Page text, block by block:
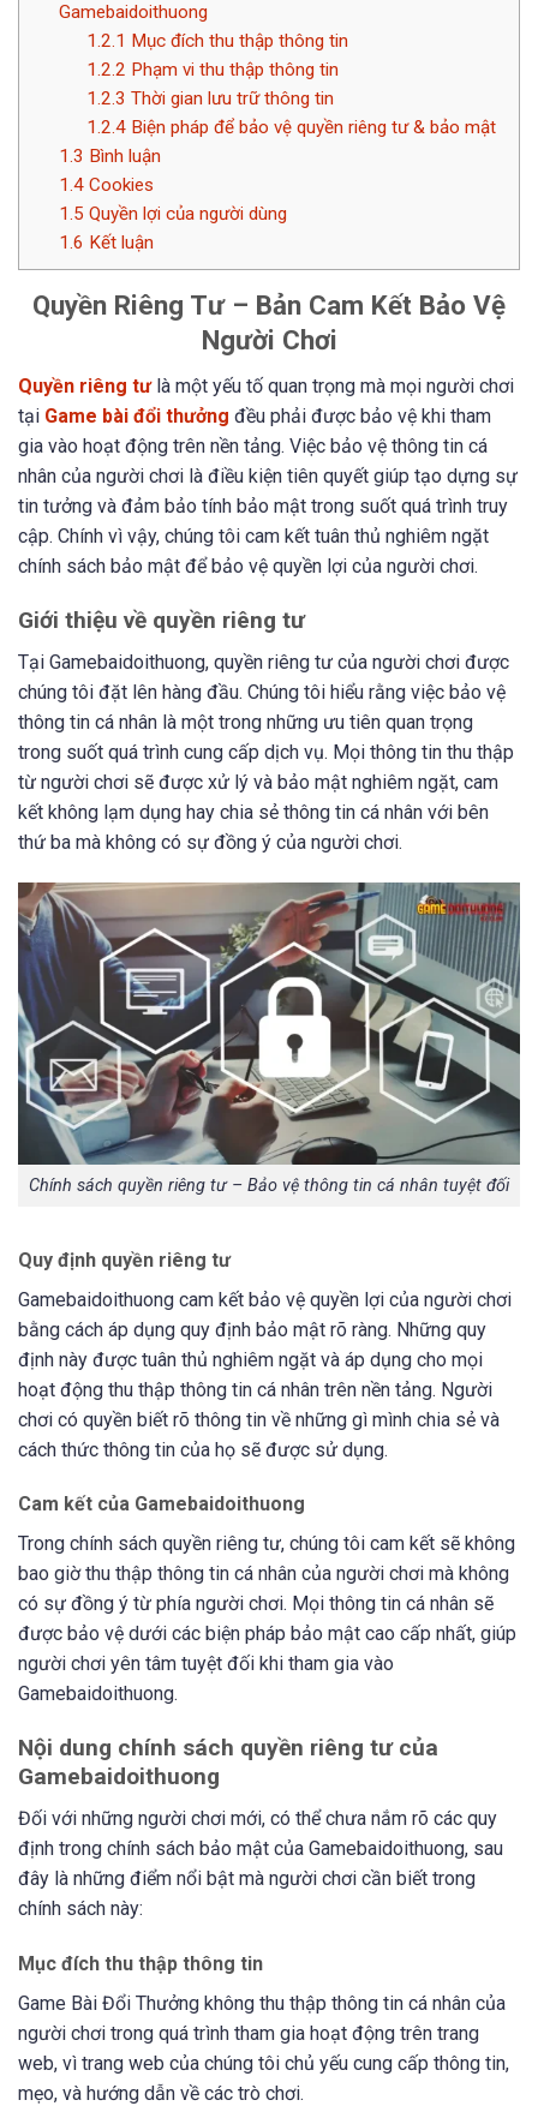
Gamebaidoithuong
1.2.1 Mục đích thu thập thông tin
1.2.2 Phạm vi thu thập thông tin
1.2.3 Thời gian lưu trữ thông tin
1.2.4Biện pháp để bảo vệ quyền riêng tư & bảo mật
1.3 Bình luận
1.4Cookies
1.5 Quyền lợi của người dùng
1.6 Kết luận
Quyền Riêng Tư – Bản Cam Kết Bảo Vệ
Người Chơi
Quyền riêng tưlà một yếu tố quan trọng mà mọi người chơi
tại Game bài đổi thưởng đều phải được bảo vệ khi tham
gia vào hoạt động trên nền tảng. Việc bảo vệ thông tin cá
nhân của người chơi là điều kiện tiên quyết giúp tạo dựng sự
tin tưởng và đảm bảo tính bảo mật trong suốt quá trình truy
cập. Chính vì vậy, chúng tôi cam kết tuân thủ nghiêm ngặt
chính sách bảo mật để bảo vệ quyền lợi của người chơi.
Giới thiệu về quyền riêng tư
Tại Gamebaidoithuong, quyền riêng tư của người chơi được
chúng tôi đặt lên hàng đầu. Chúng tôi hiểu rằng việc bảo vệ
thông tin cá nhân là một trong những ưu tiên quan trọng
trong suốt quá trình cung cấp dịch vụ. Mọi thông tin thu thập
từ người chơi sẽ được xử lý và bảo mật nghiêm ngặt, cam
kết không lạm dụng hay chia sẻ thông tin cá nhân với bên
thứ ba mà không có sự đồng ý của người chơi.
Chính sách quyền riêng tư – Bảo vệ thông tin cá nhân tuyệt đối
Quy định quyền riêng tư
Gamebaidoithuong cam kết bảo vệ quyền lợi của người chơi
bằng cách áp dụng quy định bảo mật rõ ràng. Những quy
định này được tuân thủ nghiêm ngặt và áp dụng cho mọi
hoạt động thu thập thông tin cá nhân trên nền tảng. Người
chơi có quyền biết rõ thông tin về những gì mình chia sẻ và
cách thức thông tin của họ sẽ được sử dụng.
Cam kết của Gamebaidoithuong
Trong chính sách quyền riêng tư, chúng tôi cam kết sẽ không
bao giờ thu thập thông tin cá nhân của người chơi mà không
có sự đồng ý từ phía người chơi. Mọi thông tin cá nhân sẽ
được bảo vệ dưới các biện pháp bảo mật cao cấp nhất, giúp
người chơi yên tâm tuyệt đối khi tham gia vào
Gamebaidoithuong.
Nội dung chính sách quyền riêng tư của
Gamebaidoithuong
Đối với những người chơi mới, có thể chưa nắm rõ các quy
định trong chính sách bảo mật của Gamebaidoithuong, sau
đây là những điểm nổi bật mà người chơi cần biết trong
chính sách này:
Mục đích thu thập thông tin
Game Bài Đổi Thưởng không thu thập thông tin cá nhân của
người chơi trong quá trình tham gia hoạt động trên trang
web, vì trang web của chúng tôi chủ yếu cung cấp thông tin,
mẹo, và hướng dẫn về các trò chơi.